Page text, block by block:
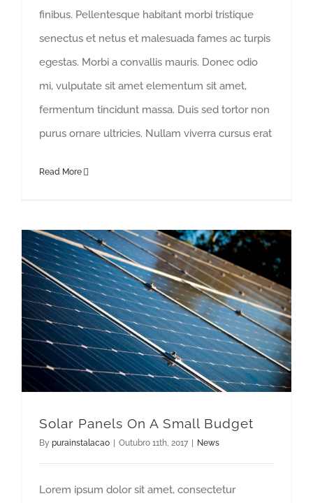
finibus. Pellentesque habitant morbi tristique
senectus et netus et malesuada fames ac turpis
egestas. Morbi a convallis mauris. Donec odio
mi, vulputate sit amet elementum sit amet,
fermentum tincidunt massa. Duis sed tortor non
purus ornare ultricies. Nullam viverra cursus erat
Read More
Solar Panels On A Small Budget
By purainstalacao | Outubro 11th, 2017 | News
Lorem ipsum dolor sit amet, consectetur